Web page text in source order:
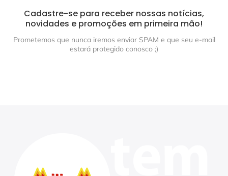
Cadastre-se para receber nossas notícias,
novidades e promoções em primeira mão!
Prometemos que nunca iremos enviar SPAM e que seu e-mail
estará protegido conosco ;)